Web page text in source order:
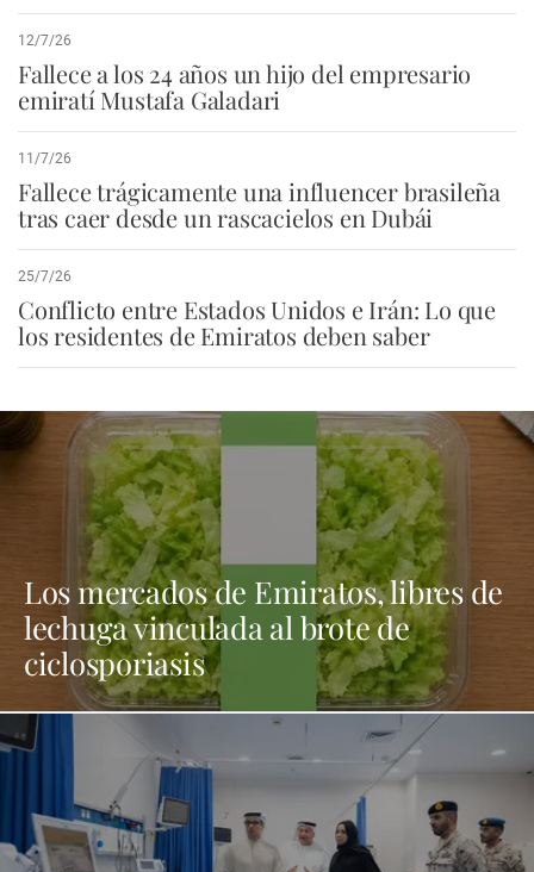
12/7/26
Fallece a los 24 años un hijo del empresario
emiratí Mustafa Galadari
11/7/26
Fallece trágicamente una influencer brasileña
tras caer desde un rascacielos en Dubái
25/7/26
Conflicto entre Estados Unidos e Irán: Lo que
los residentes de Emiratos deben saber
Los mercados de Emiratos, libres de
lechuga vinculada al brote de
ciclosporiasis